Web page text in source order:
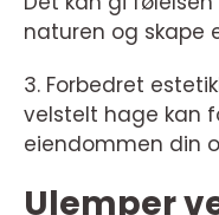
naturen og skape
3. Forbedret
velstelt hage kan
eiendommen din
Ulemper